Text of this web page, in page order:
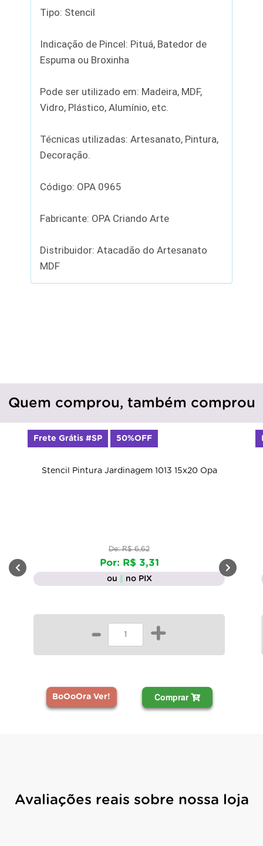
Tipo: Stencil
Indicação de Pincel: Pituá, Batedor de
Espuma ou Broxinha
Pode ser utilizado em: Madeira, MDF,
Vidro, Plástico, Alumínio, etc.
Técnicas utilizadas: Artesanato, Pintura,
Decoração.
Código: OPA 0965
Fabricante: OPA Criando Arte
Distribuidor: Atacadão do Artesanato
MDF
Quem comprou, também comprou
Stencil Pintura Jardinagem 1013 15x20 Opa
De: R$ 6,62
Por: R$ 3,31
ou no PIX
- +
BoOoOra Ver! Comprar
Frete Grátis #SP 50%OFF
Avaliações reais sobre nossa loja